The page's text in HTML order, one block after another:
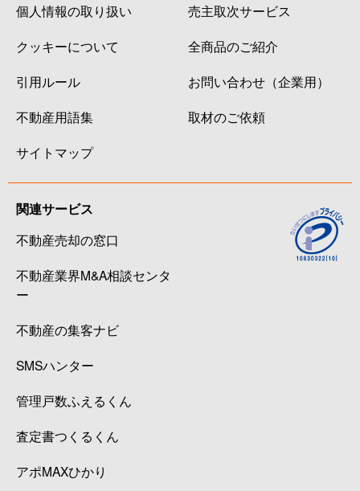
個人情報の取り扱い
クッキーについて
引用ルール
不動産用語集
サイトマップ
売主取次サービス
全商品のご紹介
お問い合わせ（企業用）
取材のご依頼
関連サービス
不動産売却の窓口
不動産業界M&A相談センタ
ー
不動産の集客ナビ
SMSハンター
管理戸数ふえるくん
査定書つくるくん
アポMAXひかり